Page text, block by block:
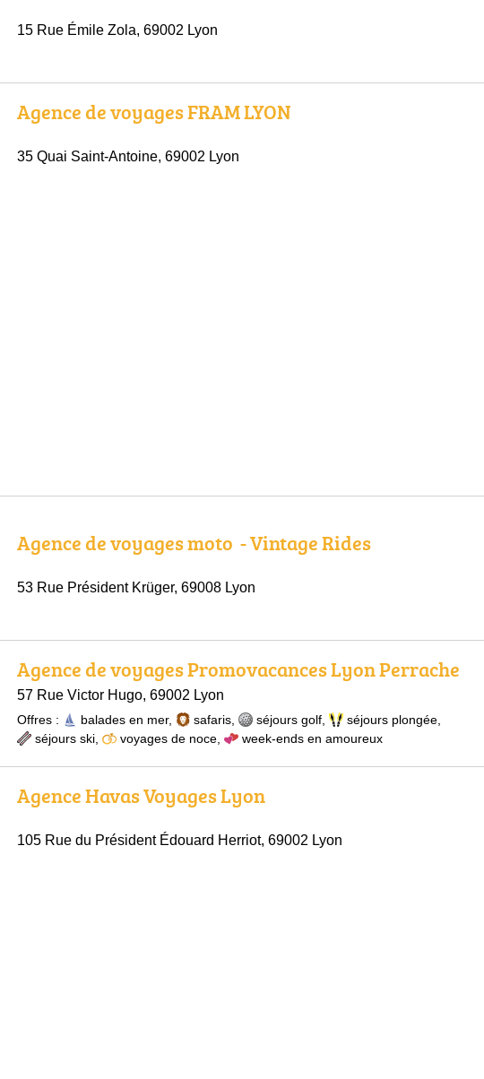
15 Rue Émile Zola, 69002 Lyon
Agence de voyages FRAM LYON
35 Quai Saint-Antoine, 69002 Lyon
Agence de voyages moto ️ - Vintage Rides
53 Rue Président Krüger, 69008 Lyon
Agence de voyages Promovacances Lyon Perrache
57 Rue Victor Hugo, 69002 Lyon
Offres : balades en mer, safaris séjours golf séjours plongée
séjours ski
voyages de noce week-ends en amoureux
Agence Havas Voyages Lyon
105 Rue du Président Édouard Herriot, 69002 Lyon